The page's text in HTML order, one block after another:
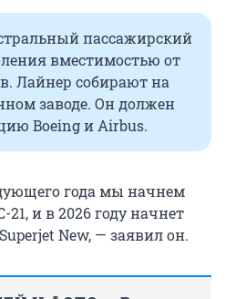
пассажирский
вместимостью от
Лайнер собирают на
заводе. Он должен
Boeing и Airbus.
года мы начнем
и в 2026 году начнет
New, — заявил он.